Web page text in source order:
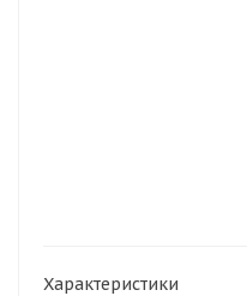
Характеристики